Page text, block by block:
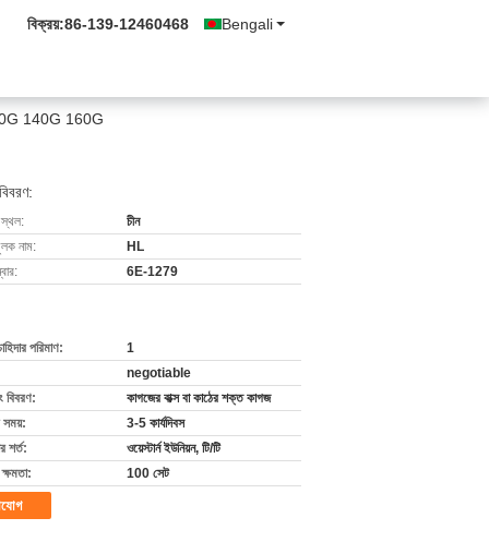
Bengali
বিক্রয়:86-139-12460468
140G 160G
স্থল:
চীন
নাম:
HL
6E-1279
পরিমাণ:
1
negotiable
বিবরণ:
কাগজের বাক্স বা কাঠের শক্ত কাগজ
সময়:
3-5 কার্যদিবস
শর্ত:
ওয়েস্টার্ন ইউনিয়ন, টি/টি
100 সেট